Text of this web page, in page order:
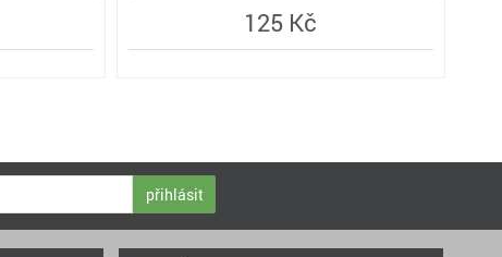
125 Kč
přihlásit